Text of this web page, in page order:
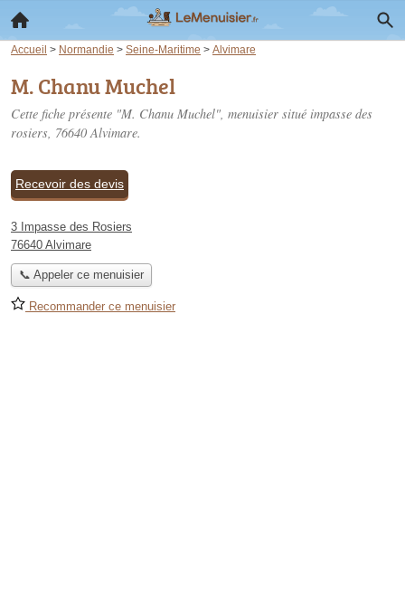
Accueil > Normandie > Seine-Maritime > Alvimare
M. Chanu Muchel
Cette fiche présente "M. Chanu Muchel", menuisier situé impasse des
rosiers, 76640 Alvimare.
Recevoir des devis
3 Impasse des Rosiers
76640 Alvimare
📞 Appeler ce menuisier
Recommander ce menuisier